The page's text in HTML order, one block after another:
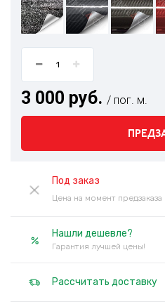
3 000 руб. / пог. м.
Под заказ
Цена на момент
Нашли дешевле?
Гарантия лучшей цены!
Рассчитать доставку